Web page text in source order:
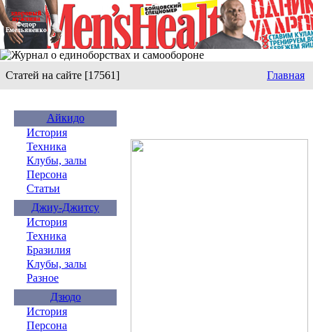
Статей на сайте [17561] Главная
Айкидо
История
Техника
Клубы, залы
Персона
Статьи
Джиу-Джитсу
История
Техника
Бразилия
Клубы, залы
Разное
Дзюдо
История
Персона